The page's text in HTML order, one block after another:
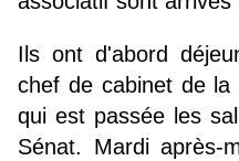
Ils ont d'abord
chef de cabinet de la
qui est passée les
Sénat. Mardi